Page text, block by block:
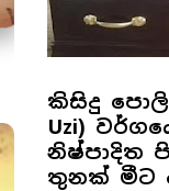
කිසිදු
Uzi)
නිෂ්පාදිත
තුනක් මීට